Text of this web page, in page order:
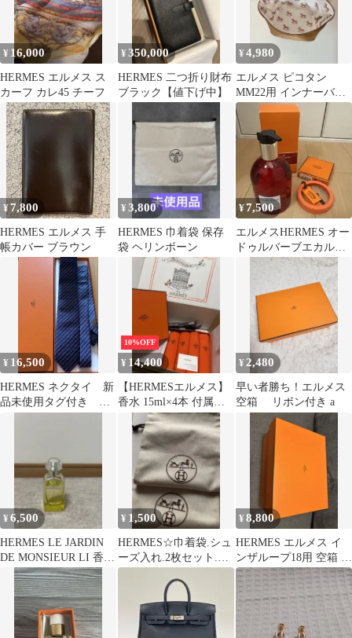
¥ 16,000
HERMES エルメス ス
カーフ カレ45 チーフ
¥350,000
HERMES 二つ折り財布
ブラック【値下げ中】
¥4,980
エルメス ピコタン
MM22用 インナーバッ
グ 馬柄 ゴールド バッ
グインバッグ
¥7,800
HERMES エルメス 手
帳カバー ブラウン
¥3,800
HERMES 巾着袋 保存
袋 ヘリンボーン
¥7,500
エルメスHERMES オー
ドゥルバーブエカルラ
ット ハンド＆ボディ
¥ 16,500
HERMES ネクタイ 新
品未使用タグ付き 箱
10%OFF
¥ 14,400
【HERMESエルメス】
香水 15ml×4本 付属品
あり 正規品未使用
¥2,480
早い者勝ち！エルメス
空箱 リボン付き a
¥6,500
HERMES LE JARDIN
DE MONSIEUR LI 香水
李氏の庭
¥ 1,500
HERMES☆巾着袋.シュ
ーズ入れ.2枚セット.エ
ルメス.袋.正規品.付属
¥8,800
HERMES エルメス イ
ンザループ18用 空箱 ギ
フトボックス リボン付